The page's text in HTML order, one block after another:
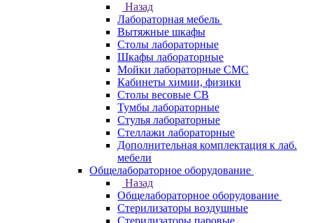
Назад
Лабораторная мебель
Вытяжные шкафы
Столы лабораторные
Шкафы лабораторные
Мойки лабораторные СМС
Кабинеты химии, физики
Столы весовые СВ
Тумбы лабораторные
Стулья лабораторные
Стеллажи лабораторные
Дополнительная комплектация к лаб.
мебели
Общелабораторное оборудование
Назад
Общелабораторное оборудование
Стерилизаторы воздушные
Стерилизаторы паровые